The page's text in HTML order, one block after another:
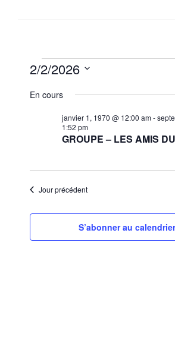
2/2/2026
une
En cours
GROUPE – LES AMIS
janvier 1, 1970 @ 12:00 am-
1:52 pm
Jour précédent
S’abonner au calendrier